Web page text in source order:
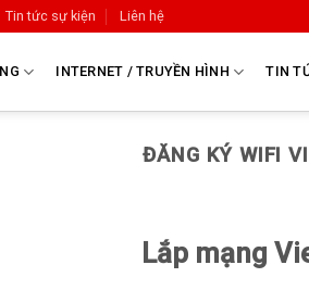
Tin tức sự kiện Liên hệ
INTERNET / TRUYỀN HÌNH TIN
ĐĂNG KÝ WIFI
Lắp mạng